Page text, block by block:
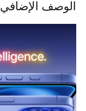
الوصف الإضافي